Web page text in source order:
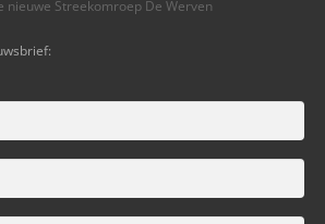
nieuwe Streekomroep De Werven